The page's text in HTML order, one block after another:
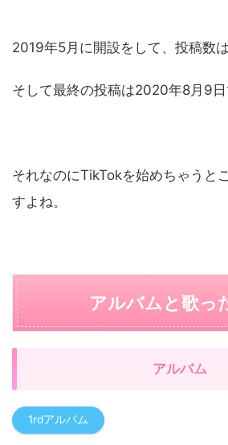
2019年5月に開設をして、投稿数
そして最終の投稿は2020年8月9日
それなのにTikTokを始めちゃうと
すよね。
アルバムと歌っ
アルバム
1rdアルバム